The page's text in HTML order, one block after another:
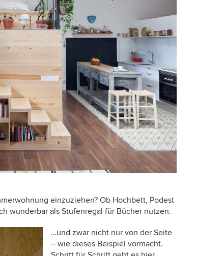
einzuziehen? Ob Hochbett, Podest
wunderbar als Stufenregal für Bücher nutzen.
…und zwar nicht nur von der Seite
– wie dieses Beispiel vormacht.